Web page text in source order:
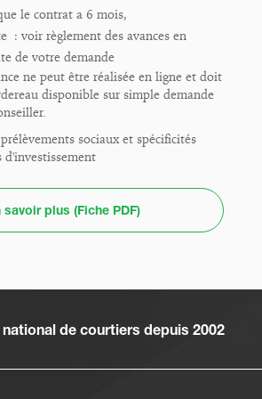
le contrat a 6 mois,
: voir règlement des avances en
de votre demande
ne peut être réalisée en ligne et doit
disponible sur simple demande
sociaux et spécificités
d'investissement
savoir plus (Fiche PDF)
de courtiers depuis 2002